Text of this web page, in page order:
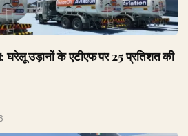
घरेलू उड़ानों के एटीएफ पर 25 प्रतिशत की